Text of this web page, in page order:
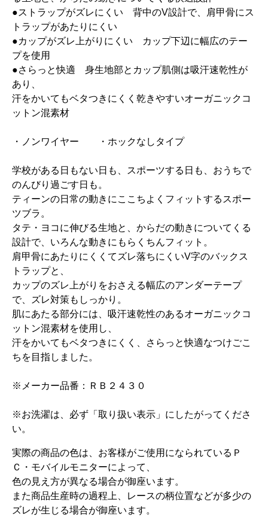
●ストラップがズレにくい 背中のV設計で、肩甲骨にス
トラップがあたりにくい
●カップがズレ上がりにくい カップ下辺に幅広のテー
プを使用
●さらっと快適 身生地部とカップ肌側は吸汗速乾性が
あり、
汗をかいてもベタつきにくく乾きやすいオーガニックコ
ットン混素材
・ノンワイヤー ・ホックなしタイプ
学校がある日もない日も、スポーツする日も、おうちで
のんびり過ごす日も。
ティーンの日常の動きにここちよくフィットするスポー
ツブラ。
タテ・ヨコに伸びる生地と、からだの動きについてくる
設計で、いろんな動きにもらくちんフィット。
肩甲骨にあたりにくくてズレ落ちにくいV字のバックス
トラップと、
カップのズレ上がりをおさえる幅広のアンダーテープ
で、ズレ対策もしっかり。
肌にあたる部分には、吸汗速乾性のあるオーガニックコ
ットン混素材を使用し、
汗をかいてもベタつきにくく、さらっと快適なつけごこ
ちを目指しました。
※メーカー品番：ＲＢ２４３０
※お洗濯は、必ず「取り扱い表示」にしたがってくださ
い。
実際の商品の色は、お客様がご使用になられているＰ
Ｃ・モバイルモニターによって、
色の見え方が異なる場合が御座います。
また商品生産時の過程上、レースの柄位置などが多少の
ズレが生じる場合が御座います。